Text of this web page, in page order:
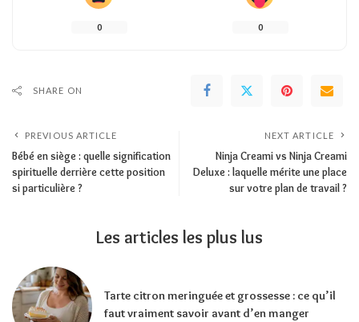
0 0
SHARE ON
PREVIOUS ARTICLE
Bébé en siège : quelle signification
spirituelle derrière cette position
si particulière ?
NEXT ARTICLE
Ninja Creami vs Ninja Creami
Deluxe : laquelle mérite une place
sur votre plan de travail ?
Les articles les plus lus
Tarte citron meringuée et grossesse : ce qu’il
faut vraiment savoir avant d’en manger